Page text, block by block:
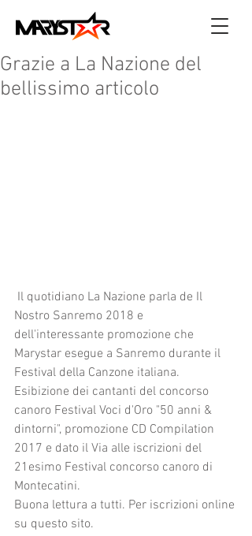
Grazie a La Nazione del
bellissimo articolo
Nostro Sanremo 2018 e
dell'interessante promozione che
Marystar esegue a Sanremo durante il
Festival della Canzone italiana.
Esibizione dei cantanti del concorso
canoro Festival Voci d'Oro "50 anni &
dintorni", promozione CD Compilation
2017 e dato il Via alle iscrizioni del
21esimo Festival concorso canoro di
Montecatini.
Buona lettura a tutti. Per iscrizioni online
su questo sito.